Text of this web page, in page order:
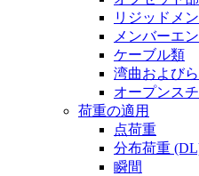
リジッドメ
メンバーエ
ケーブル類
湾曲および
オープンス
荷重の適用
点荷重
分布荷重
瞬間